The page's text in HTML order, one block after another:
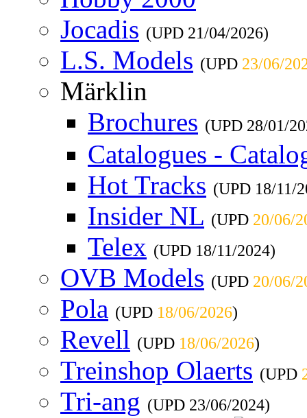
Jocadis (UPD 21/04/2026)
L.S. Models (UPD 23/06/
Märklin
Brochures (UPD 28/01/
Catalogues -
Hot Tracks (UPD 18/11/
Insider NL (UPD 20/06/
Telex (UPD 18/11/2024)
OVB Models (UPD 20/06/
Pola (UPD 18/06/2026)
Revell (UPD 18/06/2026)
Treinshop Olaerts (UPD
Tri-ang (UPD 23/06/2024)